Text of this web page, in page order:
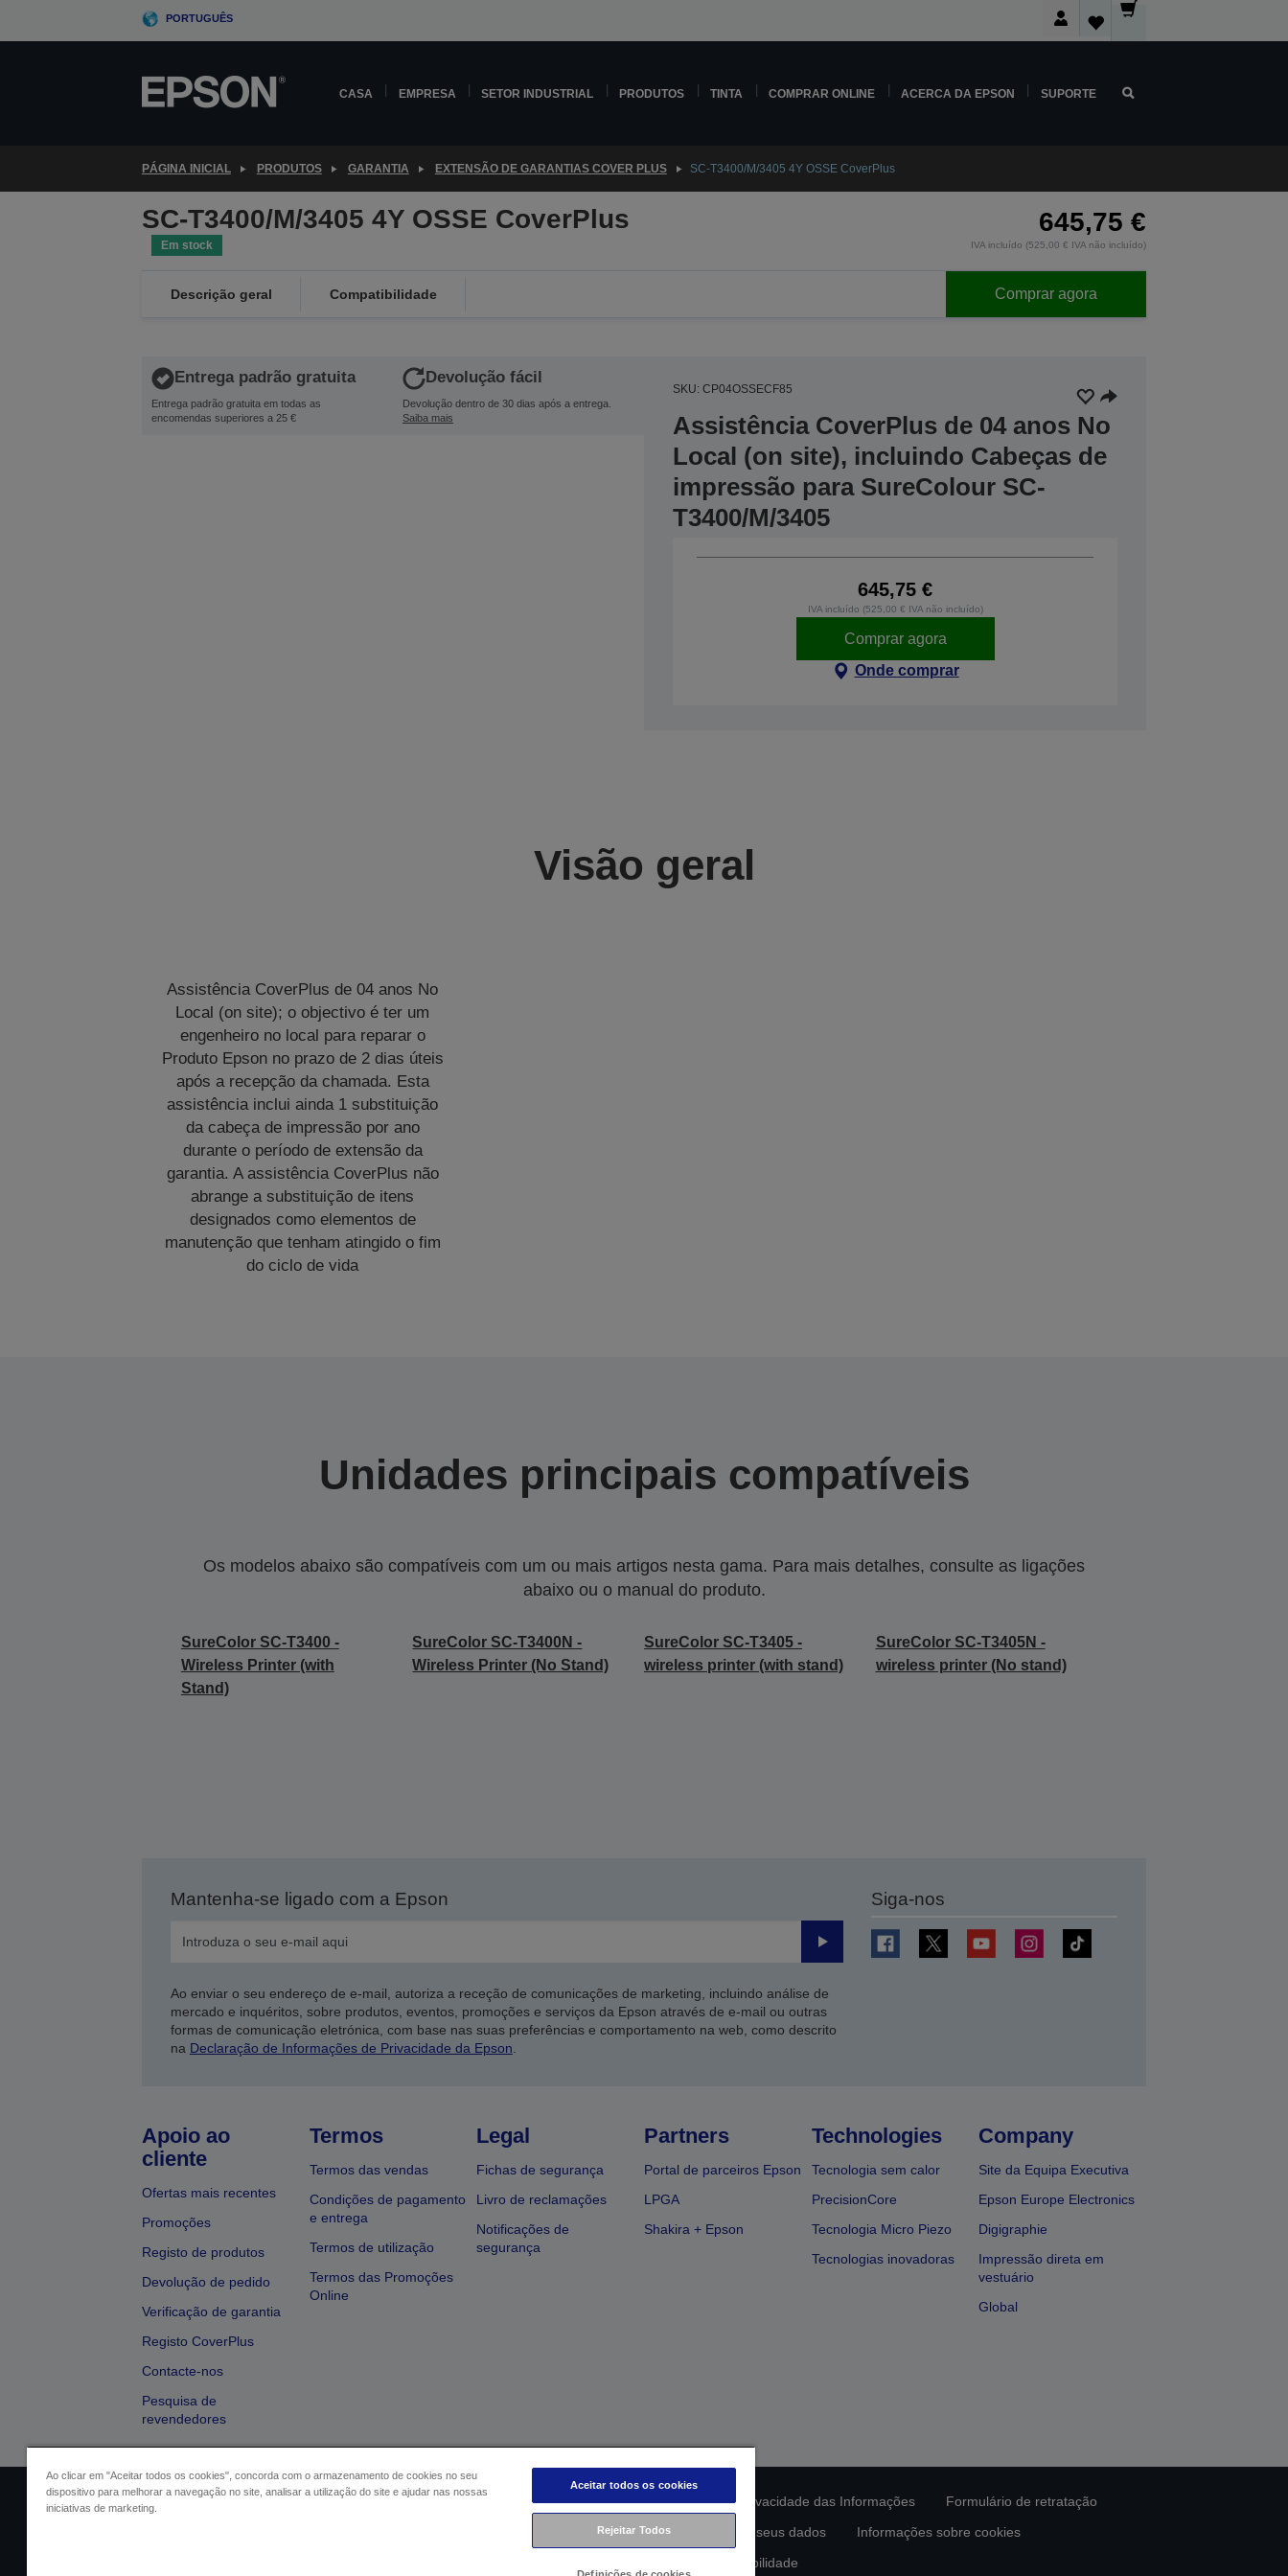
PORTUGUÊS
CASA EMPRESA SETOR INDUSTRIAL PRODUTOS TINTA COMPRAR ONLINE ACERCA DA EPSON SUPORTE
PÁGINA INICIAL PRODUTOS GARANTIA EXTENSÃO DE GARANTIAS COVER PLUS SC-T3400/M/3405 4Y OSSE CoverPlus
SC-T3400/M/3405 4Y OSSE CoverPlus
Em stock
645,75 €
IVA incluído (525,00 € IVA não incluído)
Descrição geral Compatibilidade Comprar agora
Entrega padrão gratuita
Entrega padrão gratuita em todas as
encomendas superiores a 25 €
Devolução fácil
Devolução dentro de 30 dias após a entrega.
Saiba mais
SKU: CP04OSSECF85
Assistência CoverPlus de 04 anos No
Local (on site), incluindo Cabeças de
impressão para SureColour SC-
T3400/M/3405
645,75 €
IVA incluído (525,00 € IVA não incluído)
Comprar agora
Onde comprar
Visão geral
Assistência CoverPlus de 04 anos No
Local (on site); o objectivo é ter um
engenheiro no local para reparar o
Produto Epson no prazo de 2 dias úteis
após a recepção da chamada. Esta
assistência inclui ainda 1 substituição
da cabeça de impressão por ano
durante o período de extensão da
garantia. A assistência CoverPlus não
abrange a substituição de itens
designados como elementos de
manutenção que tenham atingido o fim
do ciclo de vida
Unidades principais compatíveis
Os modelos abaixo são compatíveis com um ou mais artigos nesta gama. Para mais detalhes, consulte as ligações
abaixo ou o manual do produto.
SureColor SC-T3400 -
Wireless Printer (with
Stand)
SureColor SC-T3400N -
Wireless Printer (No Stand)
SureColor SC-T3405 -
wireless printer (with stand)
SureColor SC-T3405N -
wireless printer (No stand)
Mantenha-se ligado com a Epson
Enviar
Ao enviar o seu endereço de e-mail, autoriza a receção de comunicações de marketing, incluindo análise de
mercado e inquéritos, sobre produtos, eventos, promoções e serviços da Epson através de e-mail ou outras
formas de comunicação eletrónica, com base nas suas preferências e comportamento na web, como descrito
na Declaração de Informações de Privacidade da Epson
Siga-nos
Apoio ao
cliente
Ofertas mais recentes
Promoções
Registo de produtos
Devolução de pedido
Verificação de garantia
Registo CoverPlus
Contacte-nos
Pesquisa de
revendedores
Termos
Termos das vendas
Condições de pagamento
e entrega
Termos de utilização
Termos das Promoções
Online
Legal
Fichas de segurança
Livro de reclamações
Notificações de
segurança
Partners
Portal de parceiros Epson
LPGA
Shakira + Epson
Technologies
Tecnologia sem calor
PrecisionCore
Tecnologia Micro Piezo
Tecnologias inovadoras
Company
Site da Equipa Executiva
Epson Europe Electronics
Digigraphie
Impressão direta em
vestuário
Global
Identificação do vendedor Identificação da conformidade do produto Declaração de Privacidade das Informações
Formulário de retratação
Contacte-nos sobre os seus dados
Informações sobre cookies
Compromisso da Epson para com a acessibilidade
Ao clicar em "Aceitar todos os cookies", concorda com o armazenamento de cookies no seu
dispositivo para melhorar a navegação no site, analisar a utilização do site e ajudar nas nossas
iniciativas de marketing.
Aceitar todos os cookies
Rejeitar Todos